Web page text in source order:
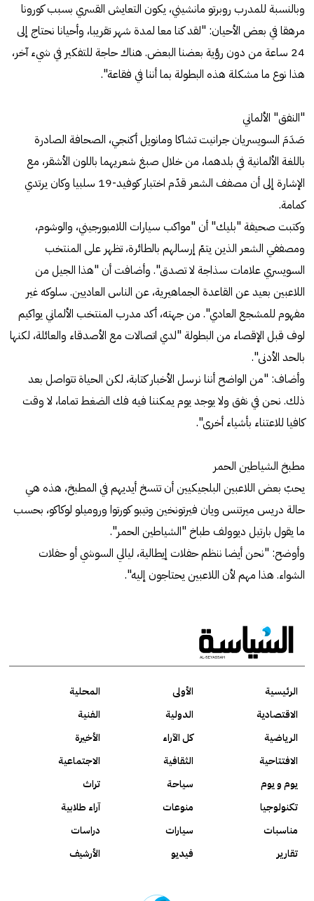
وبالنسبة للمدرب روبرتو مانشيني، يكون التعايش القسري بسبب كورونا
مرهقا في بعض الأحيان: "لقد كنا معا لمدة شهر تقريبا، وأحيانا نحتاج إلى
24 ساعة من دون رؤية بعضنا البعض. هناك حاجة للتفكير في شيء آخر،
هذا نوع ما مشكلة هذه البطولة بما أننا في فقاعة".
"النفق" الألماني
صَدَمَ السويسريان جرانيت تشاكا ومانويل أكنجي، الصحافة الصادرة
باللغة الألمانية في بلدهما، من خلال صبغ شعريهما باللون الأشقر، مع
الإشارة إلى أن مصفف الشعر قدّم اختبار كوفيد-19 سلبيا وكان يرتدي
كمامة.
وكتبت صحيفة "بليك" أن "مواكب سيارات اللامبورجيني، والوشوم،
ومصففي الشعر الذين يتمّ إرسالهم بالطائرة، تظهر على المنتخب
السويسري علامات سذاجة لا تصدق". وأضافت أن "هذا الجيل من
اللاعبين بعيد عن القاعدة الجماهيرية، عن الناس العاديين. سلوكه غير
مفهوم للمشجع العادي". من جهته، أكد مدرب المنتخب الألماني يواكيم
لوف قبل الإقصاء من البطولة "لدي اتصالات مع الأصدقاء والعائلة، لكنها
بالحد الأدنى".
وأضاف: "من الواضح أننا نرسل الأخبار كتابة، لكن الحياة تتواصل بعد
ذلك. نحن في نفق ولا يوجد يوم يمكننا فيه فك الضغط تماما، لا وقت
كافيا للاعتناء بأشياء أخرى".
مطبخ الشياطين الحمر
يحبّ بعض اللاعبين البلجيكيين أن تتسخ أيديهم في المطبخ، هذه هي
حالة دريس ميرتنس ويان فيرتونخين وتيبو كورتوا وروميلو لوكاكو، بحسب
ما يقول بارتيل ديوولف طباخ "الشياطين الحمر".
وأوضح: "نحن أيضا ننظم حفلات إيطالية، ليالي السوشي أو حفلات
الشواء. هذا مهم لأن اللاعبين يحتاجون إليه".
الرئيسية الأولى
المحلية
الاقتصادية
الدولية
الفنية
الرياضية
كل الآراء
الأخيرة
الافتتاحية
الثقافية
الاجتماعية
يوم و يوم
سياحة
تراث
تكنولوجيا
منوعات
آراء طلابية
مناسبات
سيارات
دراسات
تقارير
فيديو الأرشيف